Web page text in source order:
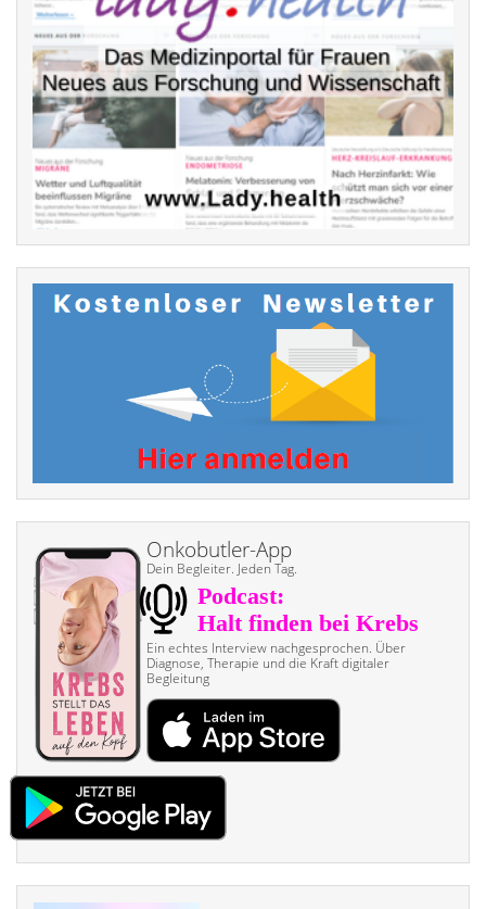
Onkobutler-App
Dein Begleiter. Jeden Tag.
Ein echtes Interview nach­gesprochen. Über
Diagnose, Therapie und die Kraft digitaler
Begleitung